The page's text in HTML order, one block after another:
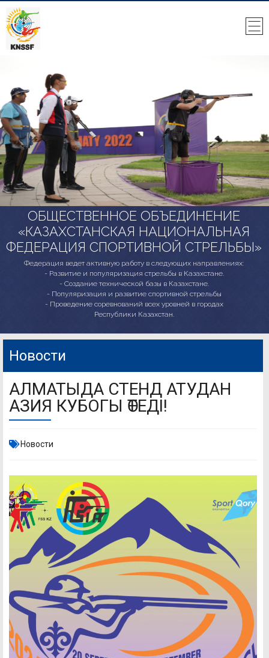
ОБЩЕСТВЕННОЕ ОБЪЕДИНЕНИЕ
«КАЗАХСТАНСКАЯ НАЦИОНАЛЬНАЯ
ФЕДЕРАЦИЯ СПОРТИВНОЙ СТРЕЛЬБЫ»
Федерация ведет активную работу в следующих направлениях:
- Развитие и популяризация стрельбы в Казахстане.
- Создание технической базы в Казахстане.
- Популяризация и развитие спортивной стрельбы
- Проведение соревнований всех уровней в городах
Республики Казахстан.
Новости
АЛМАТЫДА СТЕНД АТУДАН
АЗИЯ КУБОГЫ ӨТЕДІ!
Новости